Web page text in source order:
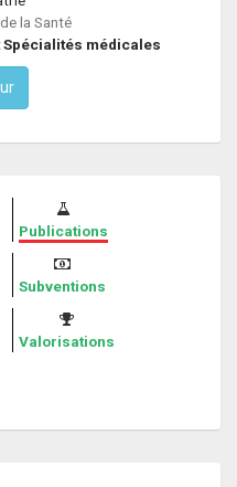
la Santé
Spécialités médicales
Publications
Subventions
Valorisations